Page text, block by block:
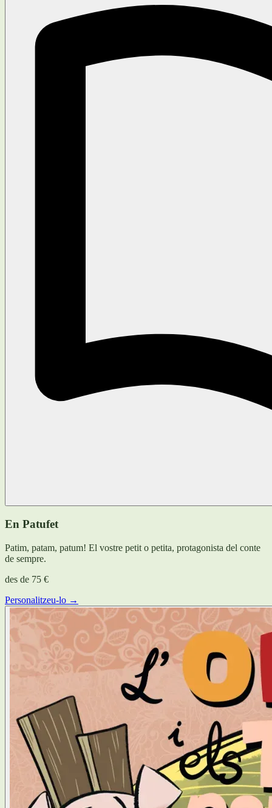
En Patufet
Patim, patam, patum! El vostre petit o petita, protagonista del conte
de sempre.
des de 75 €
Personalitzeu-lo →